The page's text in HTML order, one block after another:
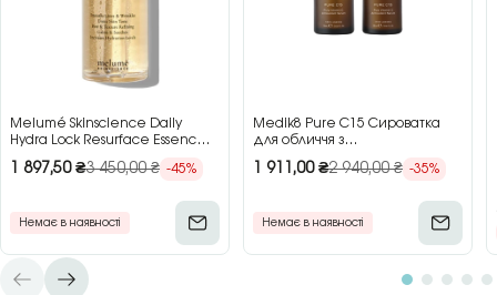
Melumé Skinscience Daily
Hydra Lock Resurface Essence
обличчя з кислотами, 150 мл
1 897,50₴3 450,00₴ -45%
Немає в наявності
Medik8 Pure C15 Сироватка
для обличчя з
2×15 мл
1 911,00₴2 940,00₴ -35%
Немає в наявності